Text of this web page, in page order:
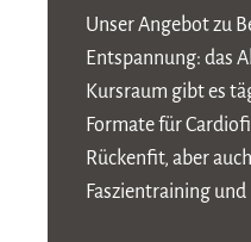
Unser Angebot zu
Entspannung: das
Kursraum gibt es
Formate für
Rückenfit, aber
Faszientraining und